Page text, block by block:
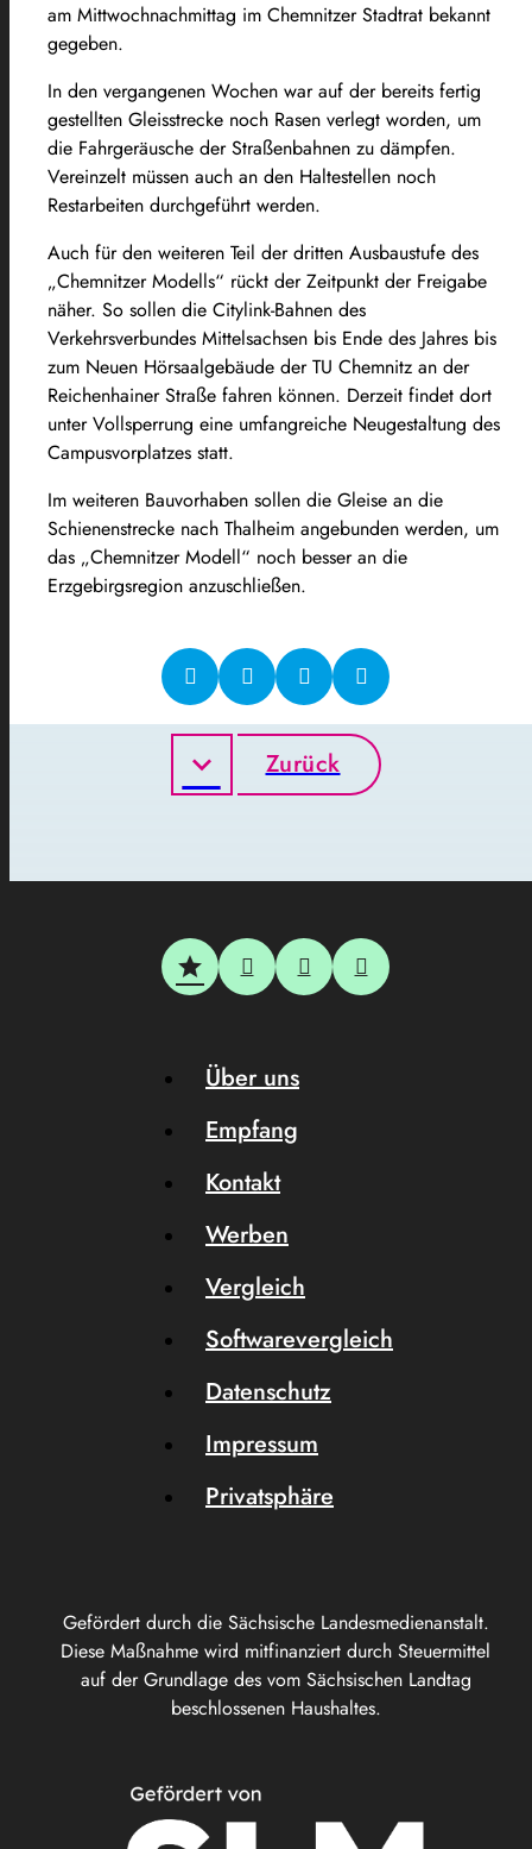
am Mittwochnachmittag im Chemnitzer Stadtrat bekannt
gegeben.
In den vergangenen Wochen war auf der bereits fertig
gestellten Gleisstrecke noch Rasen verlegt worden, um
die Fahrgeräusche der Straßenbahnen zu dämpfen.
Vereinzelt müssen auch an den Haltestellen noch
Restarbeiten durchgeführt werden.
Auch für den weiteren Teil der dritten Ausbaustufe des
„Chemnitzer Modells“ rückt der Zeitpunkt der Freigabe
näher. So sollen die Citylink-Bahnen des
Verkehrsverbundes Mittelsachsen bis Ende des Jahres bis
zum Neuen Hörsaalgebäude der TU Chemnitz an der
Reichenhainer Straße fahren können. Derzeit findet dort
unter Vollsperrung eine umfangreiche Neugestaltung des
Campusvorplatzes statt.
Im weiteren Bauvorhaben sollen die Gleise an die
Schienenstrecke nach Thalheim angebunden werden, um
das „Chemnitzer Modell“ noch besser an die
Erzgebirgsregion anzuschließen.
Zurück
Gefördert durch die Sächsische Landesmedienanstalt.
Diese Maßnahme wird mitfinanziert durch Steuermittel
auf der Grundlage des vom Sächsischen Landtag
beschlossenen Haushaltes.
Über uns
Empfang
Kontakt
Werben
Vergleich
Softwarevergleich
Datenschutz
Impressum
Privatsphäre